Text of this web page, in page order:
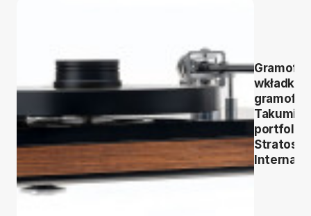
wkładki
Takumi w
portfolio
Stratos